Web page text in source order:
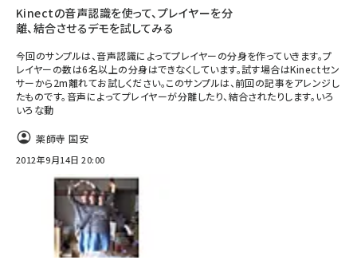
Kinectの音声認識を使って、プレイヤーを分
離、結合させるデモを試してみる
今回のサンプルは、音声認識によってプレイヤーの分身を作っていきます。プ
レイヤーの数は6名以上の分身はできなくしています。試す場合はKinectセン
サーから2m離れてお試しください。このサンプルは、前回の記事をアレンジし
たものです。音声によってプレイヤーが分離したり、結合されたりします。いろ
いろな動
薬師寺 国安
2012年9月14日 20:00